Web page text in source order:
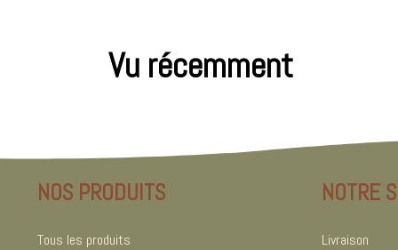
Vu récemment
NOS PRODUITS
Tous les produits
NOTRE
Livraison